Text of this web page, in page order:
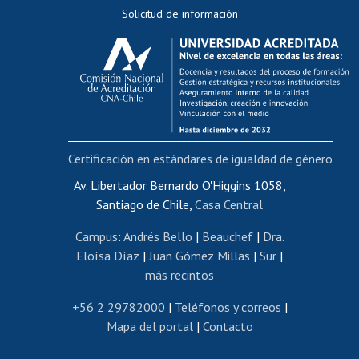
Evaluación docente
Calificación académica
Postulación al AUCAI
Funcionarias/os
Cursos internos de capacitación
Bienestar del personal
Portal de movilidad interna
Certificado de renta
Certificado de renta honorarios
Editar páginas blancas
Extranjeras/os
Revalidación y reconocimiento de títulos
Postulación al Programa de Movilidad Estudiantil
Solicitud de información
Av. Libertador Bernardo O'Higgins 1058,
Santiago de Chile, Casa Central
Campus: Andrés Bello | Beauchef| Dra.
Eloísa Díaz | Juan Gómez Millas | Sur |
más recintos
+56 2 29782000 | Teléfonos y correos |
Mapa del portal| Contacto
Certificación en estándares de igualdad de género